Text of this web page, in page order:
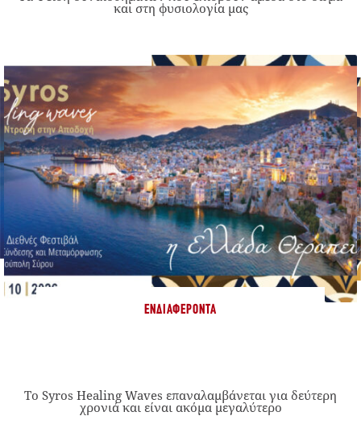
και στη φυσιολογία μας
ΕΝΔΙΑΦΈΡΟΝΤΑ
Το Syros Healing Waves επαναλαμβάνεται για δεύτερη
χρονιά και είναι ακόμα μεγαλύτερο